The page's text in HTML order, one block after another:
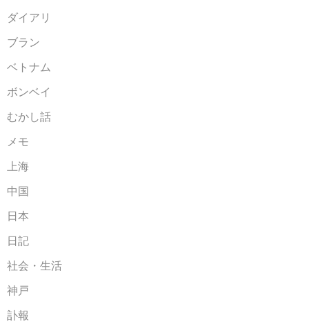
ダイアリ
ブラン
ベトナム
ボンベイ
むかし話
メモ
上海
中国
日本
日記
社会・生活
神戸
訃報